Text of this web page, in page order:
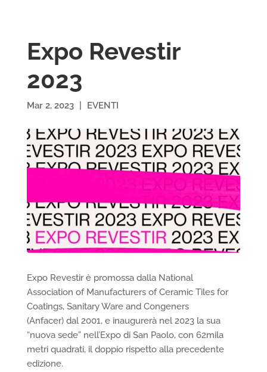
Expo Revestir
2023
Mar 2, 2023 EVENTI
Expo Revestir è promossa dalla National
Association of Manufacturers of Ceramic Tiles for
Coatings, Sanitary Ware and Congeners
(Anfacer) dal 2001, e inaugurerà nel 2023 la sua
“nuova sede” nell’Expo di San Paolo, con 62mila
metri quadrati, il doppio rispetto alla precedente
edizione.